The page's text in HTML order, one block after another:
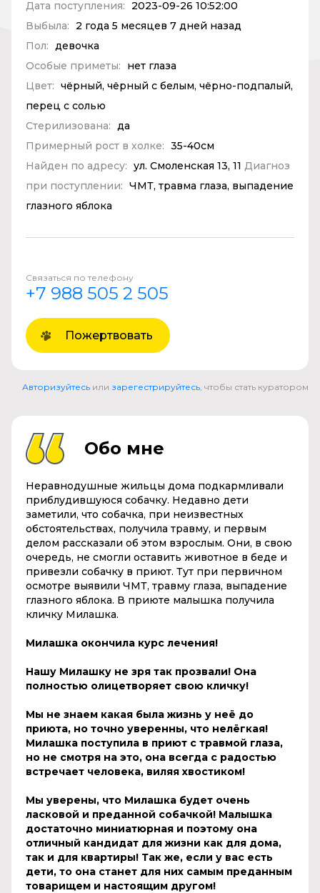
Дата поступления:
2023-09-26 10:52:00
Выбыла:
2 года 5 месяцев 7 дней назад
Пол: девочка
Особые приметы:
нет глаза
Цвет: чёрный, чёрный с белым, чёрно-подпалый,
перец с солью
Стерилизована: да
Примерный рост в холке: 35-40см
Найден по адресу: ул. Смоленская 13, 11 Диагноз
при поступлении: ЧМТ, травма глаза, выпадение
глазного яблока
Связаться по телефону
+7 988 505 2 505
Пожертвовать
Авторизуйтесь или зарегестрируйтесь , чтобы стать куратором
Обо мне
Неравнодушные жильцы дома подкармливали
приблудившуюся собачку. Недавно дети
заметили, что собачка, при неизвестных
обстоятельствах, получила травму, и первым
делом рассказали об этом взрослым. Они, в свою
очередь, не смогли оставить животное в беде и
привезли собачку в приют. Тут при первичном
осмотре выявили ЧМТ, травму глаза, выпадение
глазного яблока. В приюте малышка получила
кличку Милашка.
Милашка окончила курс лечения!
Нашу Милашку не зря так прозвали! Она
полностью олицетворяет свою кличку!
Мы не знаем какая была жизнь у неё до
приюта, но точно уверенны, что нелёгкая!
Милашка поступила в приют с травмой глаза,
но не смотря на это, она всегда с радостью
встречает человека, виляя хвостиком!
Мы уверены, что Милашка будет очень
ласковой и преданной собачкой! Малышка
достаточно миниатюрная и поэтому она
отличный кандидат для жизни как для дома,
так и для квартиры! Так же, если у вас есть
дети, то она станет для них самым преданным
товарищем и настоящим другом!